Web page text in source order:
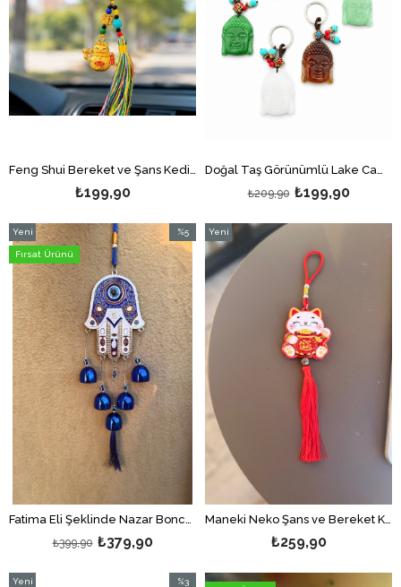
Feng Shui Bereket ve Şans Kedisi Asılabilir Dekor /Maneki Neko Gold Püsküllü Araba Aynası Süsü
₺199,90
Doğal Taş Görünümlü Lake Camdan Üretilmiş Buda Kafası Renkli Anahtarlık
₺199,90
₺209,90
₺379,90
₺399,90
%5
İndirim
%5İndirim
Yeni
Ürün
Fırsat Ürünü
₺259,90
Yeni
Ürün
%3
Yeni